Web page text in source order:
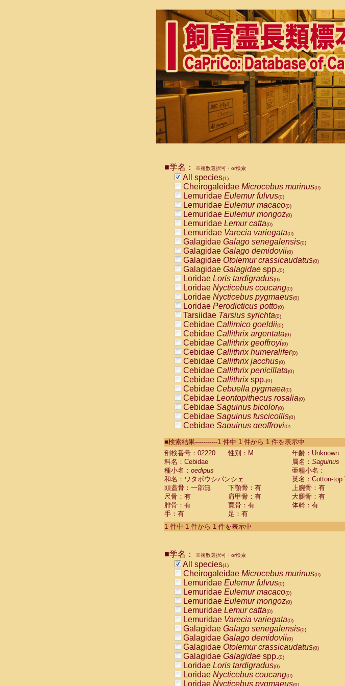
■学名： ※複数選択可・or検索
All species(1)
Cheirogaleidae Microcebus murinus(0)
Lemuridae Eulemur fulvus(0)
Lemuridae Eulemur macaco(0)
Lemuridae Eulemur mongoz(0)
Lemuridae Lemur catta(0)
Lemuridae Varecia variegata(0)
Galagidae Galago senegalensis(0)
Galagidae Galago demidovii(0)
Galagidae Otolemur crassicaudatus(0)
Galagidae Galagidae spp.(0)
Loridae Loris tardigradus(0)
Loridae Nycticebus coucang(0)
Loridae Nycticebus pygmaeus(0)
Loridae Perodicticus potto(0)
Tarsiidae Tarsius syrichta(0)
Cebidae Callimico goeldii(0)
Cebidae Callithrix argentata(0)
Cebidae Callithrix geoffroyi(0)
Cebidae Callithrix humeralifer(0)
Cebidae Callithrix jacchus(0)
Cebidae Callithrix penicillata(0)
Cebidae Callithrixspp.(0)
Cebidae Cebuella pygmaea(0)
Cebidae Leontopithecus rosalia(0)
Cebidae Saguinus bicolor(0)
Cebidae Saguinus fuscicollis(0)
Cebidae Saguinus geoffroyi(0)
CebidaeSaguinus labiatus(0)
Cebidae Saguinus leucopus (0)
Cebidae
Cebidae
CebidaeSaguinus nigricollis (0)
Cebidae Saguinus oedipus
Cebidae Saguinus weddelli
Cebidae Saguinusspp.
Cebidae Aotus trivirgatus
Cebidae Cebus albifrons
CebidaeCebus nigrivittatus
CebidaeCebus
CebidaeSaimiri boliviensis(0)
CebidaeSaimiri sciureus(0)
AtelidaeAlouatta caraya(0)
AtelidaeAlouatta fusca(0)
AtelidaeAlouatta seniculus
AtelidaeAlouattaspp.(0)
AtelidaeAteles belzebuth(0)
AtelidaeAteles geoffroyi(0)
AtelidaeAteles paniscus(0)
AtelidaeAtelesspp.(0)
Atelidae Lagothrix lagothricha
AtelidaeLagothrix lagothricha cana
PitheciidaeCacajao calvus rubicundus
■検索結果-----------1 件中 1 件から 1 件を表示中
剖検番号：02220
性別：M
年齢：Unknown
科名：Cebidae
属名： Saguinus
種小名： oedipus
亜種小名：
和名：ワタボウシパンシェ
英名：Cotton-top
頭蓋骨：一部無
下顎骨：有 上腕骨：有
尺骨：有
肩甲骨：有 大腿骨：有
腓骨：有
寛骨：有
体幹：有
手：有
足：有
1 件中 1 件から 1 件を表示中
■学名： ※複数選択可・or検索
All species(1)
Cheirogaleidae Microcebus murinus(0)
Lemuridae Eulemur fulvus(0)
Lemuridae Eulemur macaco(0)
Lemuridae Eulemur mongoz(0)
Lemuridae Lemur catta(0)
Lemuridae Varecia variegata(0)
Galagidae Galago senegalensis(0)
Galagidae Galago demidovii(0)
Galagidae Otolemur crassicaudatus(0)
Galagidae Galagidae spp.(0)
Loridae Loris tardigradus(0)
Loridae Nycticebus coucang(0)
Loridae Nycticebus pygmaeus(0)